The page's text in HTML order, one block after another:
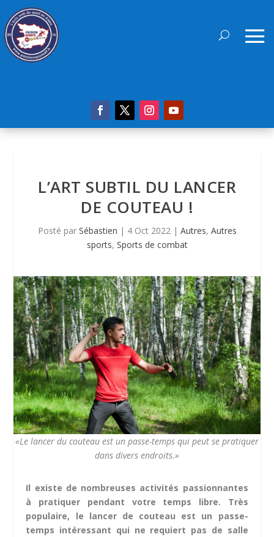
L’ART SUBTIL DU LANCER
DE COUTEAU !
Posté par Sébastien | 4 Oct 2022| Autres, Autres
sports, Sports de combat
«Le lancer du couteau est un passe-temps qui peut se pratiquer
dans divers endroits.»
Il existe de nombreuses activités passionnantes
à pratiquer pendant votre temps libre. Très
populaire, le lancer de couteau est un passe-
temps intéressant qui ne requiert pas de salle